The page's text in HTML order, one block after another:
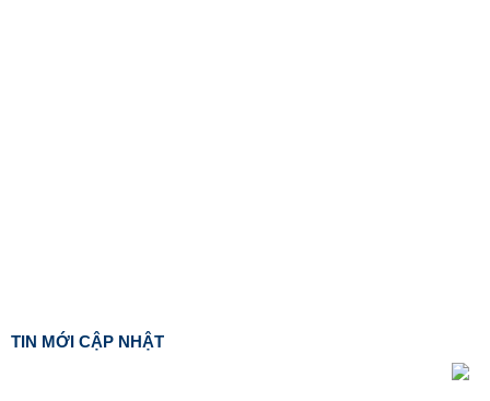
TIN MỚI CẬP NHẬT